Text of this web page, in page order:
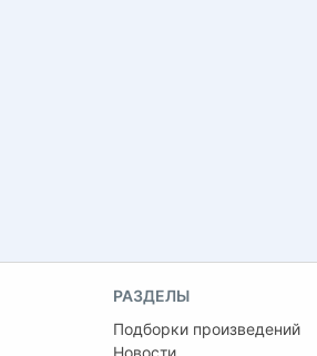
РАЗДЕЛЫ
Подборки произведений
Новости